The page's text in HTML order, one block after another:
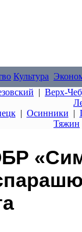
Культура
| Верх-
| Осинники |
Тяжин